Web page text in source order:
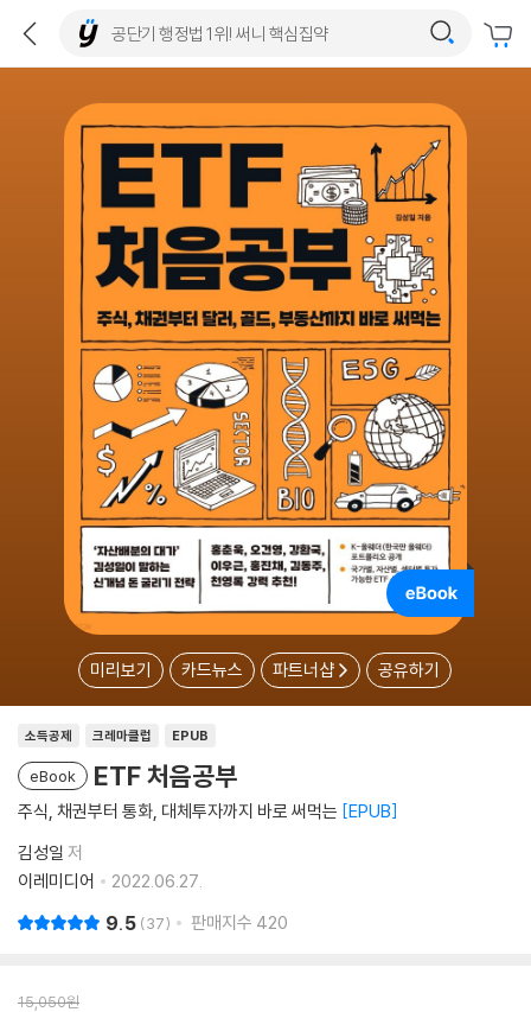
미리보기 카드뉴스 파트너샵 공유하기
소득공제 크레마클럽 EPUB
eBook ETF 처음공부
주식, 채권부터 통화, 대체투자까지 바로 써먹는 EPUB
김성일 저
이레미디어
2022.06.27.
9.5 37 판매지수 420
15,050원